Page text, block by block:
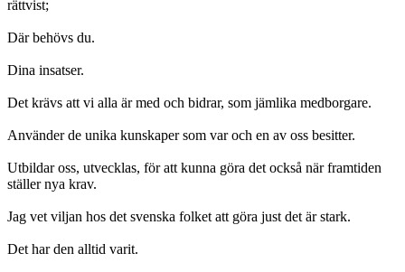
rättvist;
Där behövs du.
Dina insatser.
Det krävs att vi alla är med och bidrar, som jämlika medborgare.
Använder de unika kunskaper som var och en av oss besitter.
Utbildar oss, utvecklas, för att kunna göra det också när framtiden
ställer nya krav.
Jag vet viljan hos det svenska folket att göra just det är stark.
Det har den alltid varit.